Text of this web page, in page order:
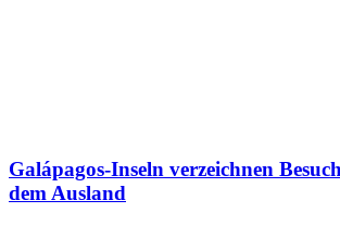
Galápagos-Inseln verzeichnen
dem Ausland